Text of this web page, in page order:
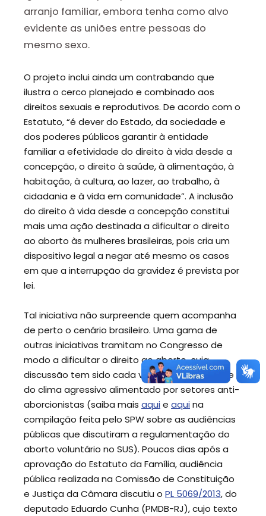
arranjo familiar, embora tenha como alvo
evidente as uniões entre pessoas do
mesmo sexo.
O projeto inclui ainda um contrabando que
ilustra o cerco planejado e combinado aos
direitos sexuais e reprodutivos. De acordo com o
Estatuto, “é dever do Estado, da sociedade e
dos poderes públicos garantir à entidade
familiar a efetividade do direito à vida desde a
concepção, o direito à saúde, à alimentação, à
habitação, à cultura, ao lazer, ao trabalho, à
cidadania e à vida em comunidade”. A inclusão
do direito à vida desde a concepção constitui
mais uma ação destinada a dificultar o direito
ao aborto às mulheres brasileiras, pois cria um
dispositivo legal a negar até mesmo os casos
em que a interrupção da gravidez é prevista por
lei.
Tal iniciativa não surpreende quem acompanha
de perto o cenário brasileiro. Uma gama de
outras iniciativas tramitam no Congresso de
modo a dificultar o direito ao aborto, cuja
discussão tem sido cada vez mais difícil diante
do clima agressivo alimentado por setores anti-
aborcionistas (saiba mais aquie aquina
compilação feita pelo SPW sobre as audiências
públicas que discutiram a regulamentação do
aborto voluntário no SUS). Poucos dias após a
aprovação do Estatuto da Família, audiência
pública realizada na Comissão de Constituição
e Justiça da Câmara discutiu o PL 5069/2013, do
deputado Eduardo Cunha (PMDB-RJ), cujo texto